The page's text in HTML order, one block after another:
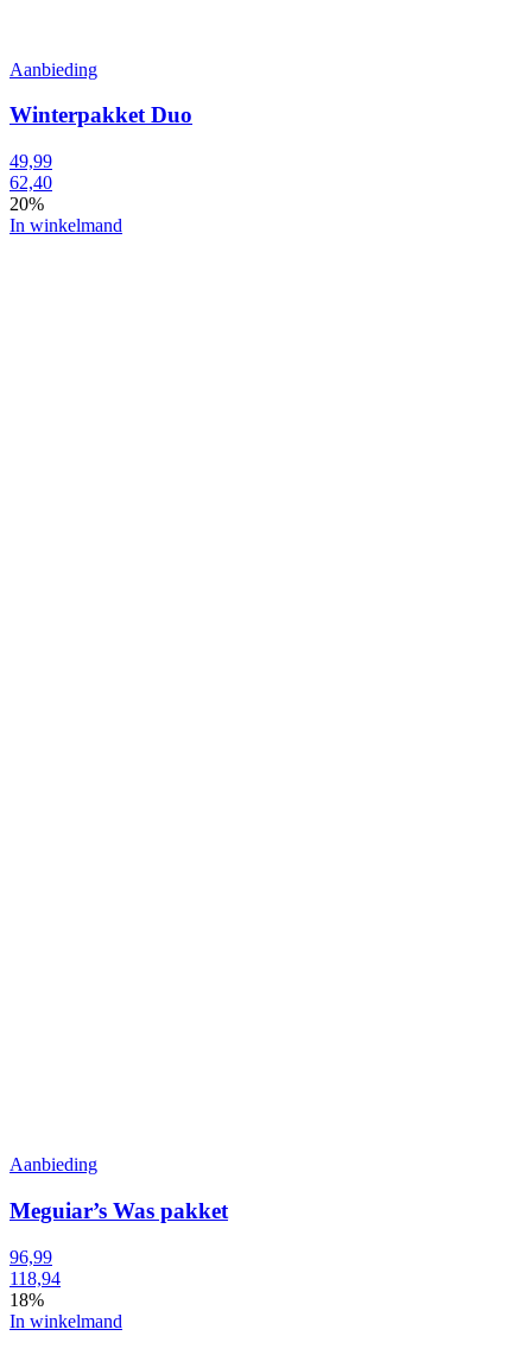
Aanbieding
Winterpakket Duo
49,99
62,40
20%
In winkelmand
Aanbieding
Meguiar’s Was pakket
96,99
118,94
18%
In winkelmand